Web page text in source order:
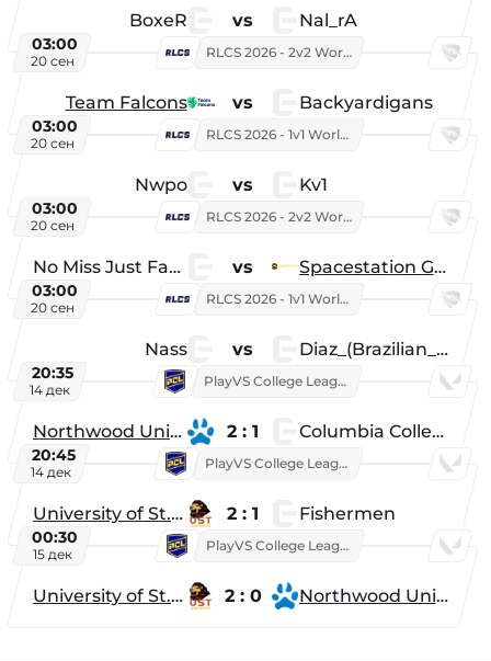
BoxeR vs Nal_rA
03:00
20 сен
RLCS 2026 - 2v2 World Championship
Team Falcons vs Backyardigans
03:00
20 сен
RLCS 2026 - 1v1 World Championship
Nwpo vs Kv1
03:00
20 сен
RLCS 2026 - 2v2 World Championship
No Miss Just Fake vs Spacestation Gaming
03:00
20 сен
RLCS 2026 - 1v1 World Championship
Nass vs Diaz_(Brazilian_Player)
20:35
14 дек
PlayVS College League 2025: Fall
Northwood University 2 : 1 Columbia College
20:45
14 дек
PlayVS College League 2025: Fall
University of St. Thomas 2 : 1 Fishermen
00:30
15 дек
PlayVS College League 2025: Fall
University of St. Thomas 2 : 0 Northwood University